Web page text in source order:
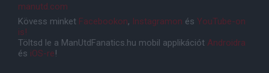
manutd.com
Kövess minket Facebookon, Instagramon és YouTube-on
is!
Töltsd le a ManUtdFanatics.hu mobil applikációt Androidra
és iOS-re!